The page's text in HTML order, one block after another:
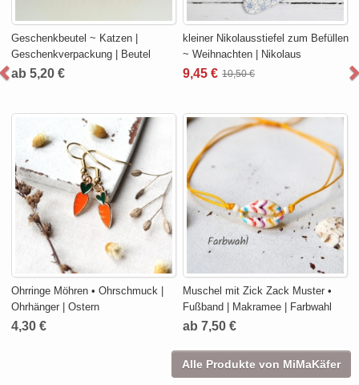
Geschenkbeutel ~ Katzen |
Geschenkverpackung | Beutel
ab 5,20 €
kleiner Nikolausstiefel zum Befüllen
~ Weihnachten | Nikolaus
9,45 € 10,50 €
Ohrringe Möhren • Ohrschmuck |
Ohrhänger | Ostern
4,30 €
Muschel mit Zick Zack Muster •
Fußband | Makramee | Farbwahl
ab 7,50 €
Alle Produkte von MiMaKäfer